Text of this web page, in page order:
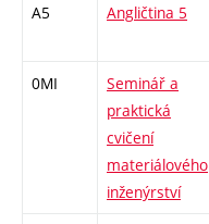
A5 Angličtina 5
0MI
Seminář a
praktická
cvičení
materiálového
inženýrství